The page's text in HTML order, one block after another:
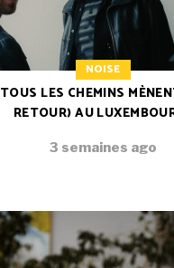
NOISE
TOUS LES CHEMINS
RETOUR) AU
3 semaines ago